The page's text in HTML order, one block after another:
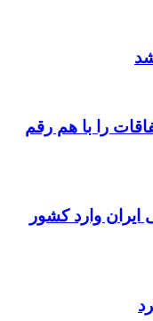
را با هم رقم
وارد کشور